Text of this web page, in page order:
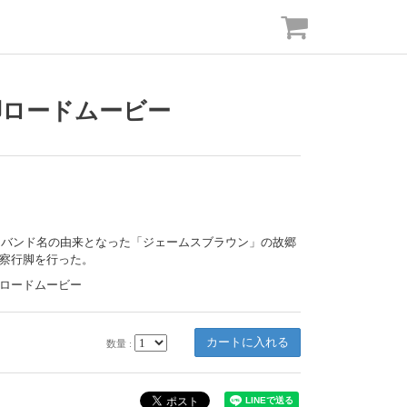
ードムービー
ンド名の由来となった「ジェームスブラウン」の故郷
行脚を行った。
ードムービー
数量 :